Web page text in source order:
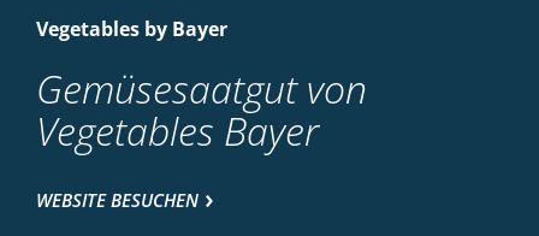
Vegetables by Bayer
Gemüsesaatgut von
Vegetables Bayer
WEBSITE BESUCHEN